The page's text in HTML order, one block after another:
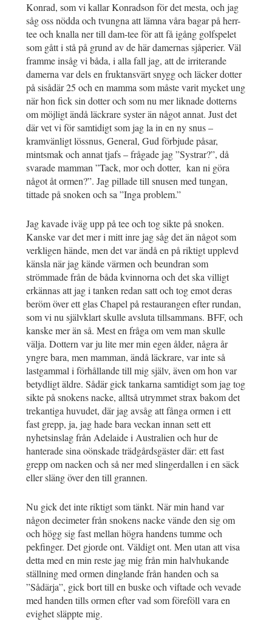
Konrad, som vi kallar Konradson för det mesta, och jag
såg oss nödda och tvungna att lämna våra bagar på herr-
tee och knalla ner till dam-tee för att få igång golfspelet
som gått i stå på grund av de här damernas sjåperier. Väl
framme insåg vi båda, i alla fall jag, att de irriterande
damerna var dels en fruktansvärt snygg och läcker dotter
på sisådär 25 och en mamma som måste varit mycket ung
när hon fick sin dotter och som nu mer liknade dotterns
om möjligt ändå läckrare syster än något annat. Just det
där vet vi för samtidigt som jag la in en ny snus –
kramvänligt lössnus, General, Gud förbjude påsar,
mintsmak och annat tjafs – frågade jag ”Systrar?”, då
svarade mamman ”Tack, mor och dotter, kan ni göra
något åt ormen?”. Jag pillade till snusen med tungan,
tittade på snoken och sa ”Inga problem.”
Jag kavade iväg upp på tee och tog sikte på snoken.
Kanske var det mer i mitt inre jag såg det än något som
verkligen hände, men det var ändå en på riktigt upplevd
känsla när jag kände värmen och beundran som
strömmade från de båda kvinnorna och det ska villigt
erkännas att jag i tanken redan satt och tog emot deras
beröm över ett glas Chapel på restaurangen efter rundan,
som vi nu självklart skulle avsluta tillsammans. BFF, och
kanske mer än så. Mest en fråga om vem man skulle
välja. Dottern var ju lite mer min egen ålder, några år
yngre bara, men mamman, ändå läckrare, var inte så
lastgammal i förhållande till mig själv, även om hon var
betydligt äldre. Sådär gick tankarna samtidigt som jag tog
sikte på snokens nacke, alltså utrymmet strax bakom det
trekantiga huvudet, där jag avsåg att fånga ormen i ett
fast grepp, ja, jag hade bara veckan innan sett ett
nyhetsinslag från Adelaide i Australien och hur de
hanterade sina oönskade trädgårdsgäster där: ett fast
grepp om nacken och så ner med slingerdallen i en säck
eller släng över den till grannen.
Nu gick det inte riktigt som tänkt. När min hand var
någon decimeter från snokens nacke vände den sig om
och högg sig fast mellan högra handens tumme och
pekfinger. Det gjorde ont. Väldigt ont. Men utan att visa
detta med en min reste jag mig från min halvhukande
ställning med ormen dinglande från handen och sa
”Sådärja”, gick bort till en buske och viftade och vevade
med handen tills ormen efter vad som föreföll vara en
evighet släppte mig.